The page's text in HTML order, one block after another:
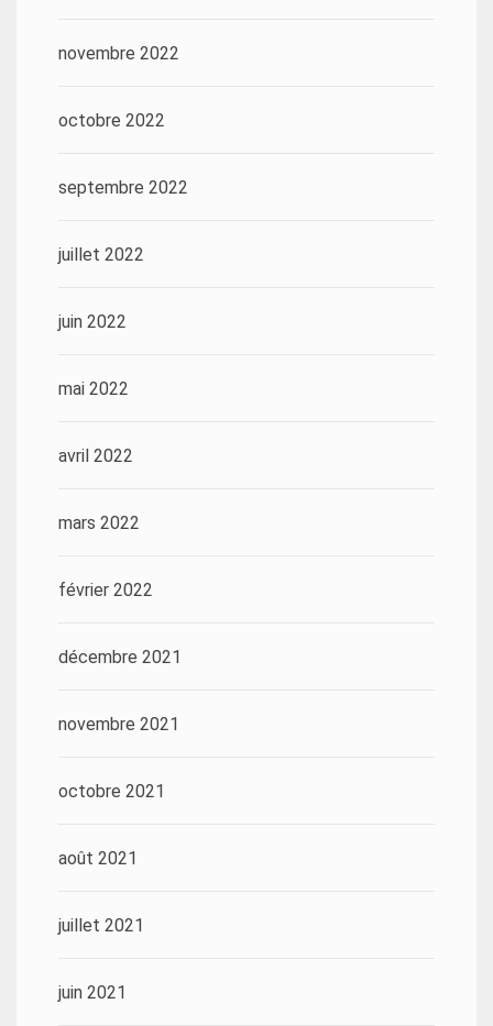
novembre 2022
octobre 2022
septembre 2022
juillet 2022
juin 2022
mai 2022
avril 2022
mars 2022
février 2022
décembre 2021
novembre 2021
octobre 2021
août 2021
juillet 2021
juin 2021